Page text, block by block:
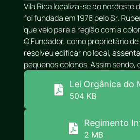
Vila Rica localiza-se ao nordeste
foi fundada em 1978 pelo Sr.
que veio para a região com a
O Fundador, como proprietário
resolveu edificar no local,
pequenos colonos. Assim sendo,
Lei Orgânica do
504 KB
Regimento
2 MB